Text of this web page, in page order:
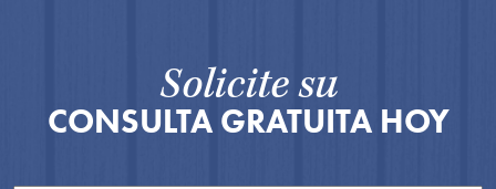
Solicite su
CONSULTA GRATUITA HOY